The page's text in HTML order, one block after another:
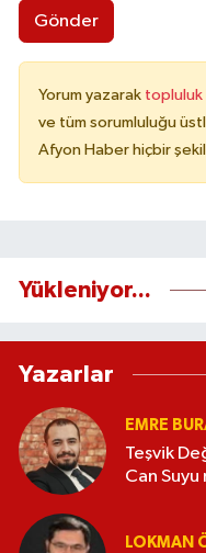
Gönder
Yorum yazarak topluluk
ve tüm sorumluluğu
Afyon Haber hiçbir
Yükleniyor...
Yazarlar
EMRE
Teşvik
Can Suyu
LOKMAN